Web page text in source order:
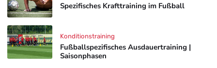
Spezifisches Krafttraining im Fußball
Fußballspezifisches Ausdauertraining |
Saisonphasen
Konditionstraining